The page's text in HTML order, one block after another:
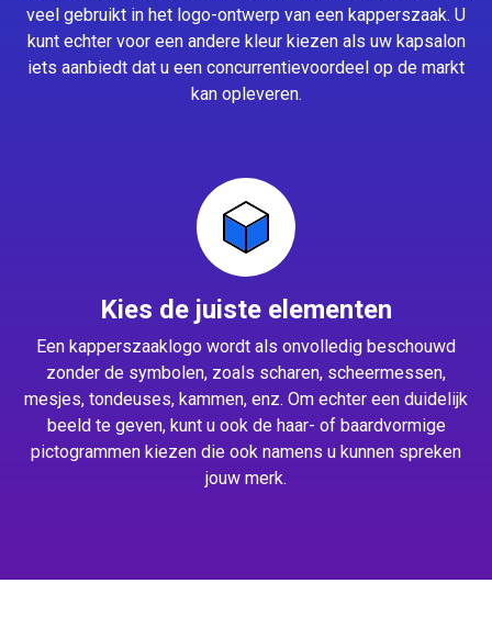
veel gebruikt in het logo-ontwerp van een kapperszaak. U
kunt echter voor een andere kleur kiezen als uw kapsalon
iets aanbiedt dat u een concurrentievoordeel op de markt
kan opleveren.
Kies de juiste elementen
Een kapperszaaklogo wordt als onvolledig beschouwd
zonder de symbolen, zoals scharen, scheermessen,
mesjes, tondeuses, kammen, enz. Om echter een duidelijk
beeld te geven, kunt u ook de haar- of baardvormige
pictogrammen kiezen die ook namens u kunnen spreken
jouw merk.